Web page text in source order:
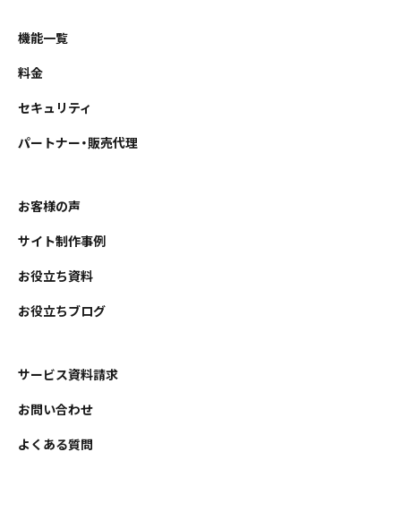
機能一覧
料金
セキュリティ
パートナー・販売代理
お客様の声
サイト制作事例
お役立ち資料
お役立ちブログ
サービス資料請求
お問い合わせ
よくある質問